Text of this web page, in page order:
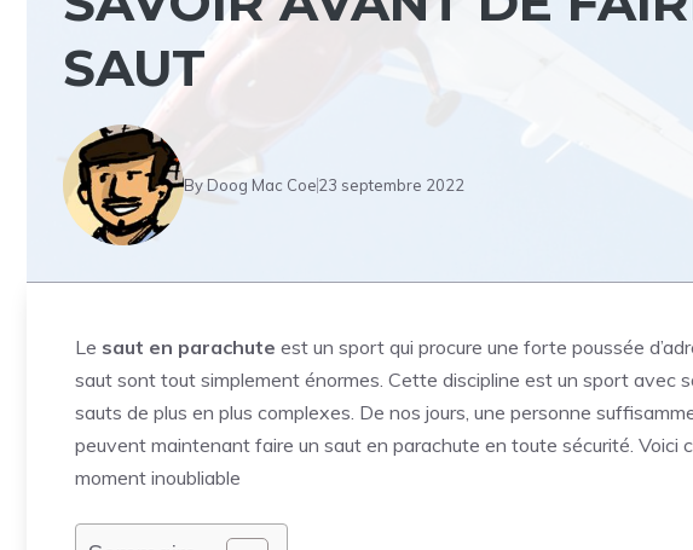
SAUT
ByDoog Mac Coe23 septembre 2022
Le saut en parachute est un sport qui procure une forte poussée
saut sont tout simplement énormes. Cette discipline est un sport avec
sauts de plus en plus complexes. De nos jours, une personne
peuvent maintenant faire un saut en parachute en toute sécurité. Voici
moment inoubliable